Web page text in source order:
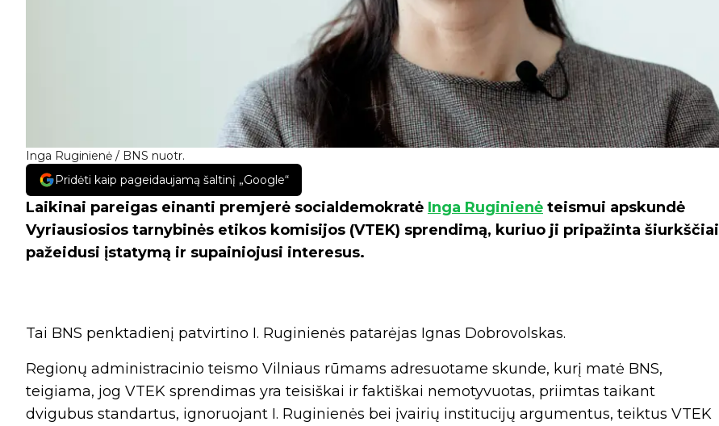
Inga Ruginienė / BNS nuotr.
Pridėti kaip pageidaujamą šaltinį „Google“
Laikinai pareigas einanti premjerė socialdemokratė Inga Ruginienė teismui apskundė
Vyriausiosios tarnybinės etikos komisijos (VTEK) sprendimą, kuriuo ji pripažinta šiurkščiai
pažeidusi įstatymą ir supainiojusi interesus.
Tai BNS penktadienį patvirtino I. Ruginienės patarėjas Ignas Dobrovolskas.
Regionų administracinio teismo Vilniaus rūmams adresuotame skunde, kurį matė BNS,
teigiama, jog VTEK sprendimas yra teisiškai ir faktiškai nemotyvuotas, priimtas taikant
dvigubus standartus, ignoruojant I. Ruginienės bei įvairių institucijų argumentus, teiktus VTEK